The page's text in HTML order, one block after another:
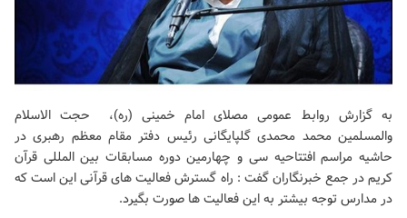
به گزارش روابط عمومی مصلای امام خمینی (ره)، حجت الاسلام
والمسلمین محمد محمدی گلپایگانی رئیس دفتر مقام معظم رهبری در
حاشیه مراسم افتتاحیه سی و چهارمین دوره مسابقات بین المللی قرآن
کریم در جمع خبرنگاران گفت : راه گسترش فعالیت های قرآنی این است که
در مدارس توجه بیشتر به این فعالیت ها صورت بگیرد.